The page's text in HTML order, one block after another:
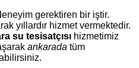
gerektiren bir iştir.
yıllardır hizmet vermektedir.
su tesisatçısı hizmetimiz
ankarada tüm